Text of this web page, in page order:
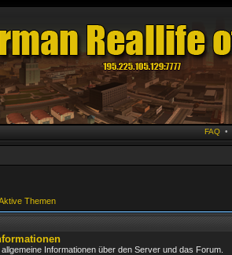
FAQ •
Themen
Informationen über den Server und das Forum.